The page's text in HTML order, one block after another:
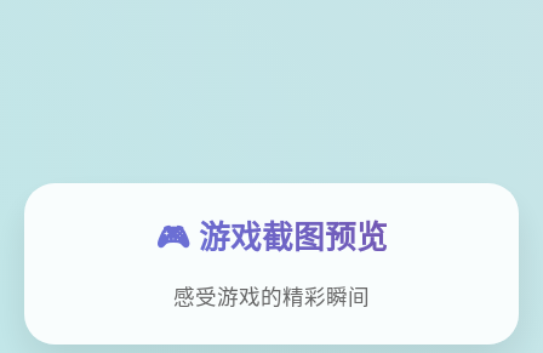
🎮 游戏截图预览
感受游戏的精彩瞬间